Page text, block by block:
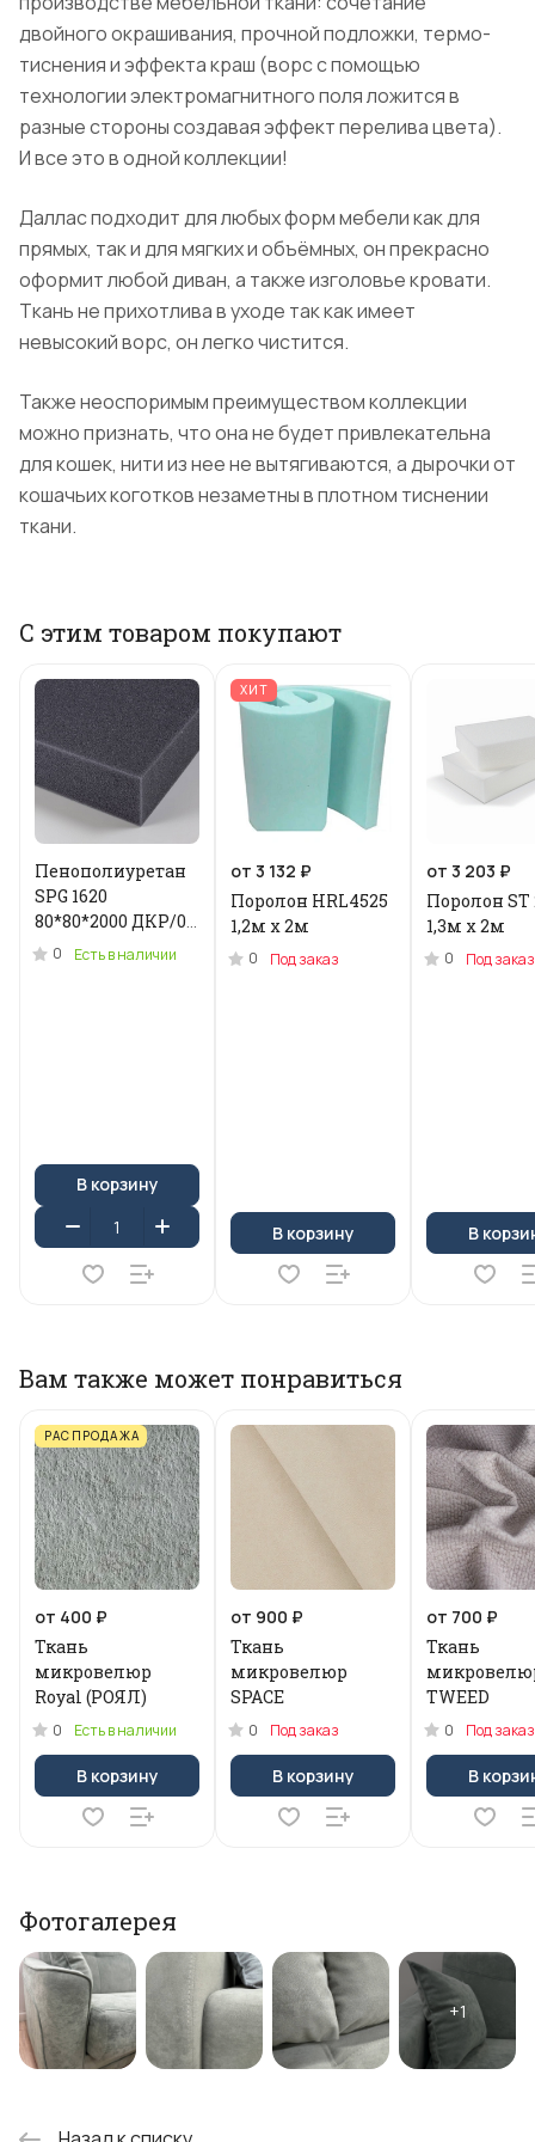
двойного окрашивания, прочной подложки, термо-
тиснения и эффекта краш (ворс с помощью
технологии электромагнитного поля ложится в
разные стороны создавая эффект перелива цвета).
И все это в одной коллекции!
Даллас подходит для любых форм мебели как для
прямых, так и для мягких и объёмных, он прекрасно
оформит любой диван, а также изголовье кровати.
Ткань не прихотлива в уходе так как имеет
невысокий ворс, он легко чистится.
Также неоспоримым преимуществом коллекции
можно признать, что она не будет привлекательна
для кошек, нити из нее не вытягиваются, а дырочки от
кошачьих коготков незаметны в плотном тиснении
ткани.
С этим товаром покупают
Пенополиуретан
SPG 1620
80*80*2000 ДКР/0.2
кг .N-3955U
0 Есть в наличии
В корзину
ХИТ
от 3 132 ₽
Поролон HRL4525
1,2м x 2м
0 Под заказ
В корзину
от 3 203 ₽
Поролон ST
1,3м х 2м
0 Под заказ
В
Вам также может понравиться
РАСПРОДАЖА
от 400 ₽
Ткань
микровелюр
Royal (РОЯЛ)
0 Есть в наличии
В корзину
от 900 ₽
Ткань
микровелюр
SPACE
0 Под заказ
В корзину
от 700 ₽
Ткань
TWEED
0 Под заказ
В
Фотогалерея